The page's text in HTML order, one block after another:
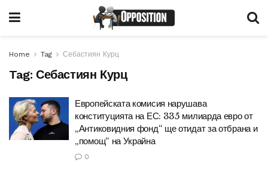
Home Tag Себастиян Курц
Tag: Себастиян Курц
Европейската комисия нарушава
конституцията на ЕС: 335 милиарда евро от
„Антиковидния фонд“ ще отидат за отбрана и
„помощ“ на Украйна
0